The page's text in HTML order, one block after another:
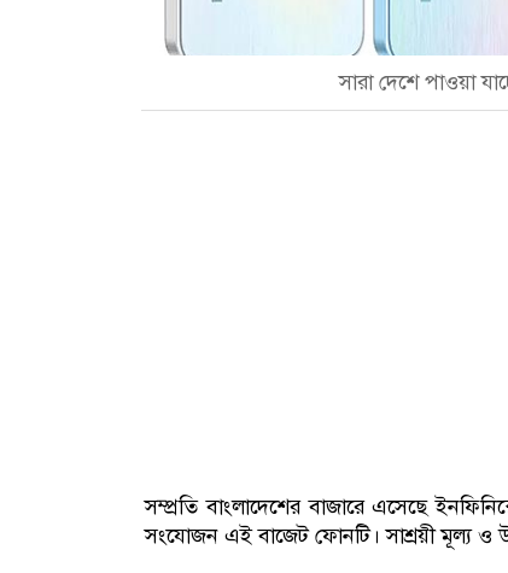
সারা দেশে পাওয়া
সম্প্রতি বাংলাদেশের বাজারে এসেছে
সংযোজন এই বাজেট ফোনটি। সাশ্রয়ী মূল্য ও